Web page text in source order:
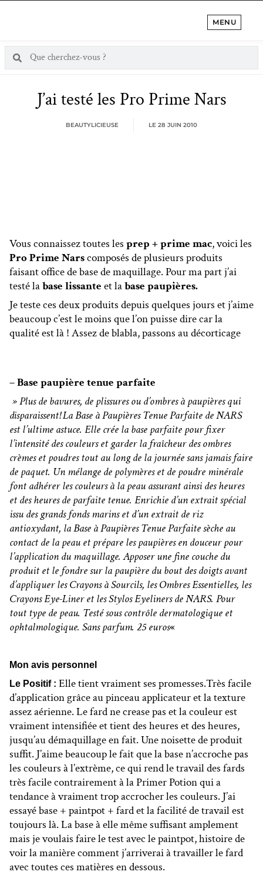
MENU
J’ai testé les Pro Prime Nars
BEAUTYLICIEUSE LE 28 JUIN 2010
Vous connaissez toutes les prep + prime mac, voici les
Pro Prime Narscomposés de plusieurs produits
faisant office de base de maquillage. Pour ma part j’ai
testé labase lissante et labase paupières.
Je teste ces deux produits depuis quelques jours et j’aime
beaucoup c’est le moins que l’on puisse dire car la
qualité est là ! Assez de blabla, passons au décorticage
– Base paupière tenue parfaite
» Plus de bavures, de plissures ou d’ombres à paupières qui
disparaissent! La Base à Paupières Tenue Parfaite de NARS
est l’ultime astuce. Elle crée la base parfaite pour fixer
l’intensité des couleurs et garder la fraîcheur des ombres
crèmes et poudres tout au long de la journée sans jamais faire
de paquet. Un mélange de polymères et de poudre minérale
font adhérer les couleurs à la peau assurant ainsi des heures
et des heures de parfaite tenue. Enrichie d’un extrait spécial
issu des grands fonds marins et d’un extrait de riz
antioxydant, la Base à Paupières Tenue Parfaite sèche au
contact de la peau et prépare les paupières en douceur pour
l’application du maquillage. Apposer une fine couche du
produit et le fondre sur la paupière du bout des doigts avant
d’appliquer les Crayons à Sourcils, les Ombres Essentielles, les
Crayons Eye-Liner et les Stylos Eyeliners de NARS. Pour
tout type de peau. Testé sous contrôle dermatologique et
ophtalmologique. Sans parfum. 25 euros«
Mon avis personnel
Le Positif : Elle tient vraiment ses promesses.Très facile
d’application grâce au pinceau applicateur et la texture
assez aérienne. Le fard ne crease pas et la couleur est
vraiment intensifiée et tient des heures et des heures,
jusqu’au démaquillage en fait. Une noisette de produit
suffit. J’aime beaucoup le fait que la base n’accroche pas
les couleurs à l’extrème, ce qui rend le travail des fards
très facile contrairement à la Primer Potion qui a
tendance à vraiment trop accrocher les couleurs. J’ai
essayé base + paintpot + fard et la facilité de travail est
toujours là. La base à elle même suffisant amplement
mais je voulais faire le test avec le paintpot, histoire de
voir la manière comment j’arriverai à travailler le fard
avec toutes ces matières en dessous.